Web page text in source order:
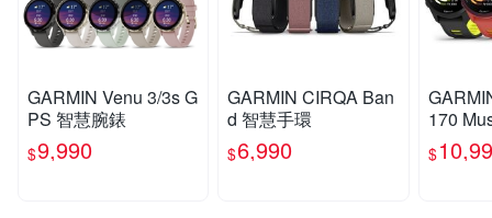
GARMIN Venu 3/3s G
PS 智慧腕錶
$9,990
GARMIN CIRQA Ban
d 智慧手環
$6,990
170
S智慧
$